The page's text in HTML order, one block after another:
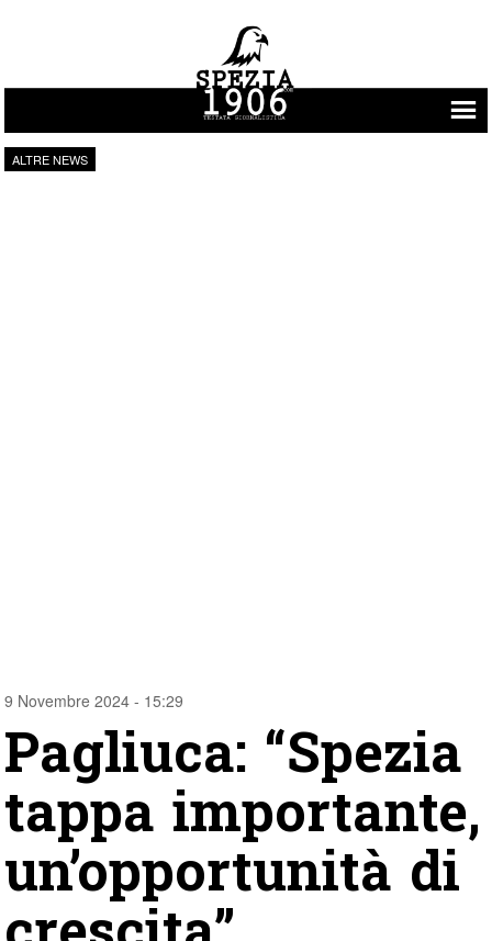
Vai al contenuto
ALTRE NEWS
9 Novembre 2024 - 15:29
Pagliuca: “Spezia
tappa importante,
un’opportunità di